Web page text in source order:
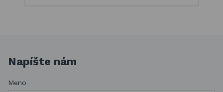
Napíšte nám
Meno